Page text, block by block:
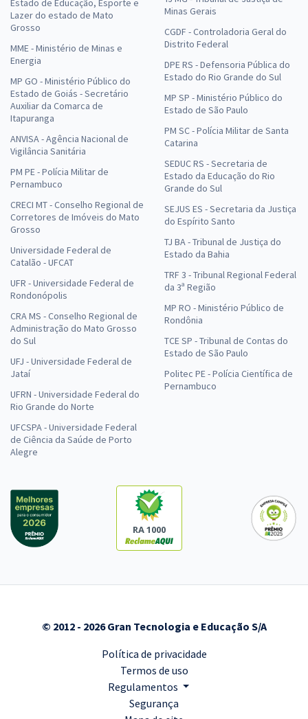
Estado de Educação, Esporte e
Lazer do estado de Mato
Grosso
MME - Ministério de Minas e
Energia
MP GO - Ministério Público do
Estado de Goiás - Secretário
Auxiliar da Comarca de
Itapuranga
ANVISA - Agência Nacional de
Vigilância Sanitária
PM PE - Polícia Militar de
Pernambuco
CRECI MT - Conselho Regional de
Corretores de Imóveis do Mato
Grosso
Universidade Federal de
Catalão - UFCAT
UFR - Universidade Federal de
Rondonópolis
CRA MS - Conselho Regional de
Administração do Mato Grosso
do Sul
UFJ - Universidade Federal de
Jataí
UFRN - Universidade Federal do
Rio Grande do Norte
UFCSPA - Universidade Federal
de Ciência da Saúde de Porto
Alegre
Minas Gerais
CGDF - Controladoria Geral do
Distrito Federal
DPE RS - Defensoria Pública do
Estado do Rio Grande do Sul
MP SP - Ministério Público do
Estado de São Paulo
PM SC - Polícia Militar de Santa
Catarina
SEDUC RS - Secretaria de
Estado da Educação do Rio
Grande do Sul
SEJUS ES - Secretaria da Justiça
do Espírito Santo
TJ BA - Tribunal de Justiça do
Estado da Bahia
TRF 3 - Tribunal Regional Federal
da 3ª Região
MP RO - Ministério Público de
Rondônia
TCE SP - Tribunal de Contas do
Estado de São Paulo
Politec PE - Polícia Científica de
Pernambuco
RA 1000
© 2012 - 2026 Gran Tecnologia e Educação S/A
Política de privacidade
Termos de uso
Regulamentos
Segurança